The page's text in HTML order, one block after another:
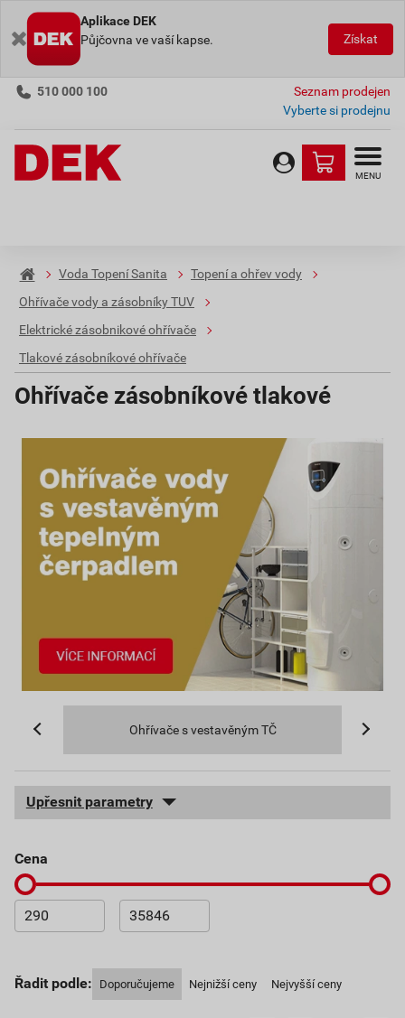
Aplikace DEK
Půjčovna ve vaší kapse.
Získat
510 000 100
Seznam prodejen
Vyberte si prodejnu
MENU
Voda Topení Sanita
Topení a ohřev vody
Ohřívače vody a zásobníky TUV
Elektrické zásobnikové ohřívače
Tlakové zásobníkové ohřívače
Ohřívače zásobníkové tlakové
Ohřívače s vestavěným TČ
Upřesnit parametry
cena
Řadit podle: Doporučujeme Nejnižší ceny Nejvyšší ceny